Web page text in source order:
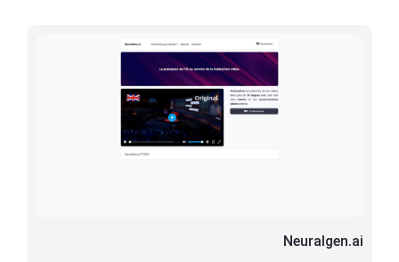
Neuralgen.ai